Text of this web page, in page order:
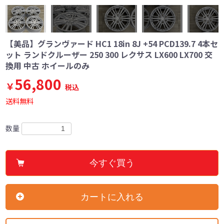
【美品】グランヴァード HC1 18in 8J +54 PCD139.7 4本セ
ット ランドクルーザー 250 300 レクサス LX600 LX700 交
換用 中古 ホイールのみ
￥56,800 税込
送料無料
数量
今すぐ買う
カートに入れる